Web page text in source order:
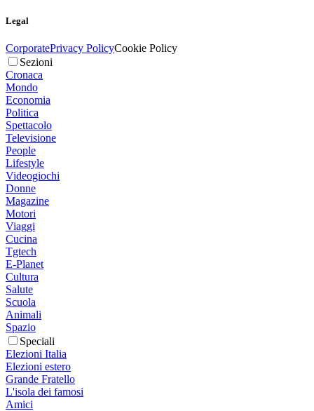
Legal
CorporatePrivacy PolicyCookie Policy
Sezioni
Cronaca
Mondo
Economia
Politica
Spettacolo
Televisione
People
Lifestyle
Videogiochi
Donne
Magazine
Motori
Viaggi
Cucina
Tgtech
E-Planet
Cultura
Salute
Scuola
Animali
Spazio
Speciali
Elezioni Italia
Elezioni estero
Grande Fratello
L'isola dei famosi
Amici